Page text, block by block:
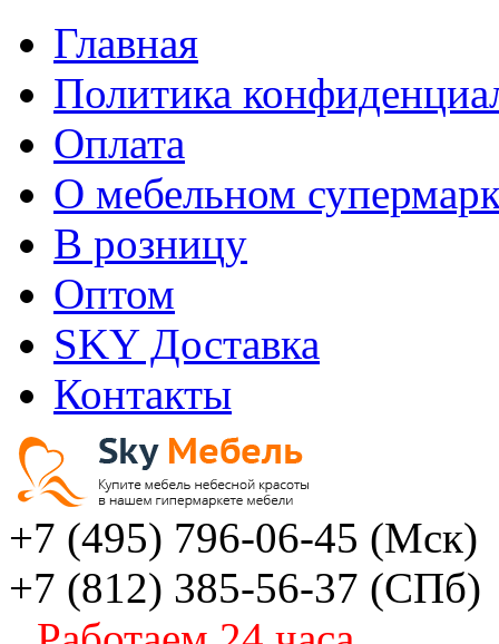
Главная
Политика
Оплата
О мебельном
В розницу
Оптом
SKY Доставка
Контакты
+7 (495) 796-06-45 (Мск)
+7 (812) 385-56-37 (СПб)